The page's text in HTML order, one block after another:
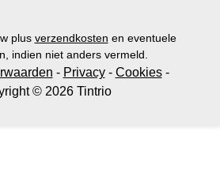
plus verzendkosten en eventuele
indien niet anders vermeld.
- Privacy- Cookies-
© 2026 Tintrio